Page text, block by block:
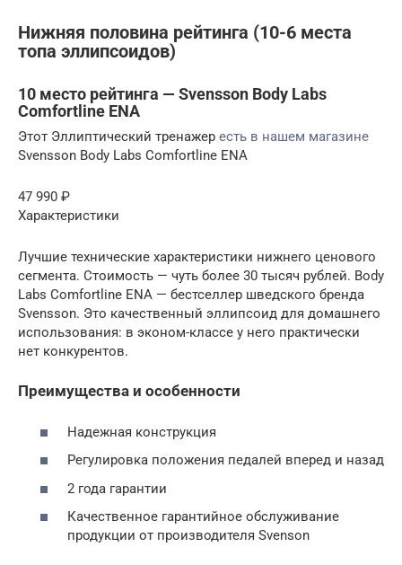
Нижняя половина рейтинга (10-6 места
топа эллипсоидов)
10 место рейтинга — Svensson Body Labs
Comfortline ENA
Этот Эллиптический тренажер есть в нашем магазине
Svensson Body Labs Comfortline ENA
47 990 ₽
Характеристики
Лучшие технические характеристики нижнего ценового
сегмента. Стоимость — чуть более 30 тысяч рублей. Body
Labs Comfortline ENA — бестселлер шведского бренда
Svensson. Это качественный эллипсоид для домашнего
использования: в эконом-классе у него практически
нет конкурентов.
Преимущества и особенности
Надежная конструкция
Регулировка положения педалей вперед и назад
2 года гарантии
Качественное гарантийное обслуживание
продукции от производителя Svenson